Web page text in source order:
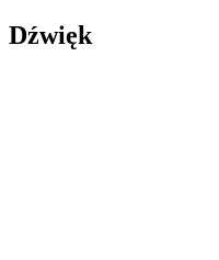
Dźwięk